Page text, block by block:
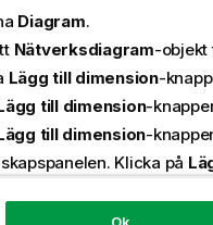
Diagram.
Nätverksdiagram-objekt
Lägg till dimension-
till dimension-
till dimension-
Klicka på
-knappen under